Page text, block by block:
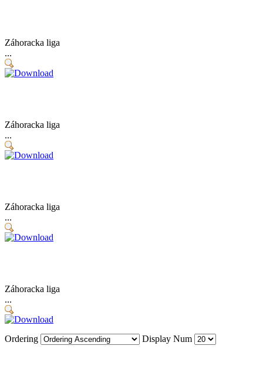
Záhoracka liga
...
Záhoracka liga
...
Záhoracka liga
...
Záhoracka liga
...
Ordering Display Num